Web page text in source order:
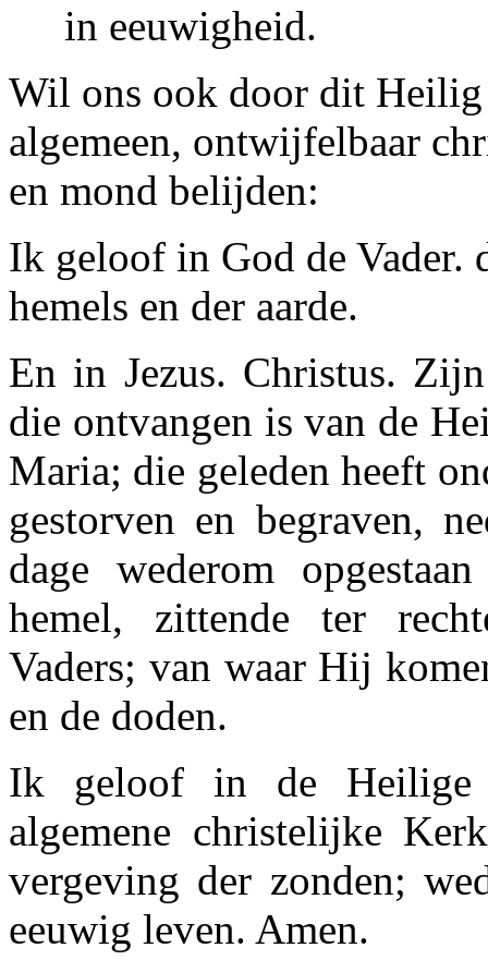
in eeuwigheid.
Wil ons ook door dit
algemeen, ontwijfelbaar
en mond belijden:
Ik geloof in God de Vader.
hemels en der aarde.
En in Jezus. Christus.
die ontvangen is van de
Maria; die geleden heeft
gestorven en begraven,
dage wederom
hemel, zittende ter
Vaders; van waar Hij
en de doden.
Ik geloof in de Heilige
algemene christelijke
vergeving der zonden;
eeuwig leven. Amen.